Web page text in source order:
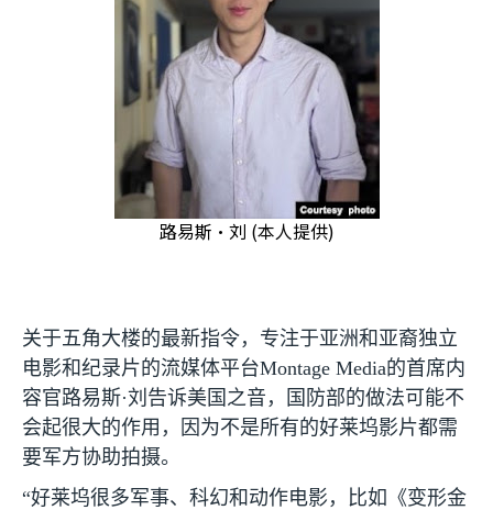
路易斯·刘 (本人提供)
关于五角大楼的最新指令，专注于亚洲和亚裔独立
电影和纪录片的流媒体平台Montage Media的首席内
容官路易斯·刘告诉美国之音，国防部的做法可能不
会起很大的作用，因为不是所有的好莱坞影片都需
要军方协助拍摄。
“好莱坞很多军事、科幻和动作电影，比如《变形金